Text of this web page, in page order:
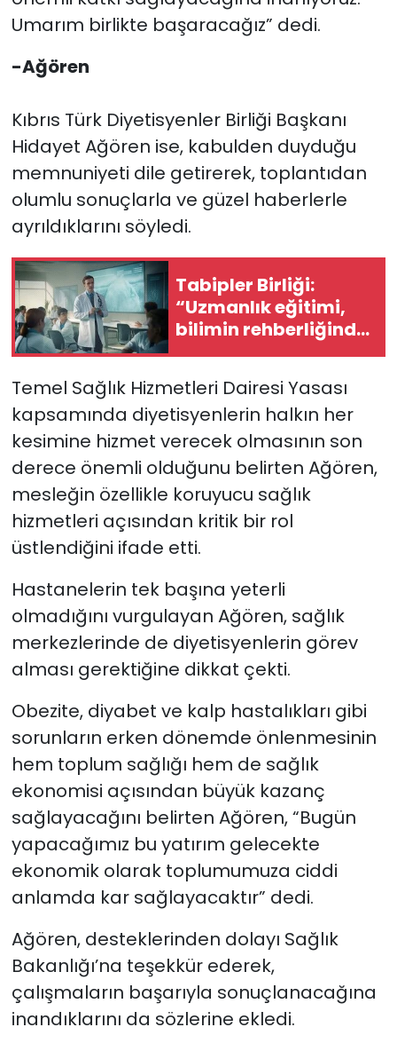
Umarım birlikte başaracağız” dedi.
-Ağören
Kıbrıs Türk Diyetisyenler Birliği Başkanı
Hidayet Ağören ise, kabulden duyduğu
memnuniyeti dile getirerek, toplantıdan
olumlu sonuçlarla ve güzel haberlerle
ayrıldıklarını söyledi.
Tabipler Birliği:
“Uzmanlık eğitimi,
bilimin rehberliğinde
ve toplum yararını
düzenlenmeli”
Temel Sağlık Hizmetleri Dairesi Yasası
kapsamında diyetisyenlerin halkın her
kesimine hizmet verecek olmasının son
derece önemli olduğunu belirten Ağören,
mesleğin özellikle koruyucu sağlık
hizmetleri açısından kritik bir rol
üstlendiğini ifade etti.
Hastanelerin tek başına yeterli
olmadığını vurgulayan Ağören, sağlık
merkezlerinde de diyetisyenlerin görev
alması gerektiğine dikkat çekti.
Obezite, diyabet ve kalp hastalıkları gibi
sorunların erken dönemde önlenmesinin
hem toplum sağlığı hem de sağlık
ekonomisi açısından büyük kazanç
sağlayacağını belirten Ağören, “Bugün
yapacağımız bu yatırım gelecekte
ekonomik olarak toplumumuza ciddi
anlamda kar sağlayacaktır” dedi.
Ağören, desteklerinden dolayı Sağlık
Bakanlığı’na teşekkür ederek,
çalışmaların başarıyla sonuçlanacağına
inandıklarını da sözlerine ekledi.